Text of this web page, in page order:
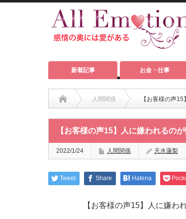
新着記事 お金・仕事
人間関係 【お客様の声
【お客様の声15】人に嫌われるの
2022/1/24 人間関係 天水蓮梨
Tweet Share Hatena
【お客様の声15】人に嫌わ